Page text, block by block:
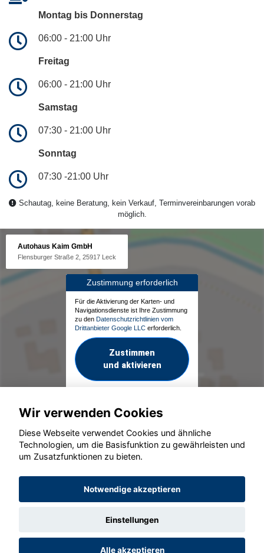
Montag bis Donnerstag
06:00 - 21:00 Uhr
Freitag
06:00 - 21:00 Uhr
Samstag
07:30 - 21:00 Uhr
Sonntag
07:30 -21:00 Uhr
Schautag, keine Beratung, kein Verkauf, Terminvereinbarungen vorab
möglich.
Autohaus Kaim GmbH
Flensburger Straße 2, 25917 Leck
Zustimmung erforderlich
Für die Aktivierung der Karten- und
Navigationsdienste ist Ihre Zustimmung
zu den Datenschutzrichtlinien vom
Drittanbieter Google LLC erforderlich.
Zustimmen
und aktivieren
© konjunkturmotor.de GmbH 2020 - 2026
Wir verwenden Cookies
Diese Webseite verwendet Cookies und ähnliche
Technologien, um die Basisfunktion zu gewährleisten und
um Zusatzfunktionen zu bieten.
Notwendige akzeptieren
Einstellungen
Alle akzeptieren